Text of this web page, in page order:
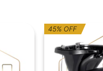
45% OFF
O
preço
original
era:
813,28€.
O
preço
atual
é:
447,30€.